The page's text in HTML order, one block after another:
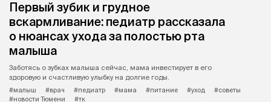
Первый зубик и грудное
вскармливание: педиатр рассказала
о нюансах ухода за полостью рта
малыша
Заботясь о зубках малыша сейчас, мама инвестирует в его
здоровую и счастливую улыбку на долгие годы.
#малыш
#врач #педиатр #мама #питание #уход
#советы
#новости Тюмени
#тк